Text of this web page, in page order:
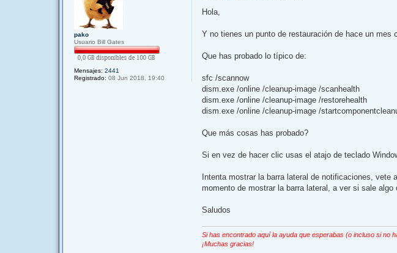
pako
Usuario Bill Gates
Mensajes: 2441
Registrado: 08 Jun 2018, 19:40
n
j
Hola,
Y no tienes un punto de restauración de hace un mes
Que has probado lo típico de:
sfc /scannow
dism.exe /online /cleanup-image /scanhealth
dism.exe /online /cleanup-image /restorehealth
dism.exe /online /cleanup-image /
Que más cosas has probado?
Si en vez de hacer clic usas el atajo de teclado
Intenta mostrar la barra lateral de notificaciones, vete
momento de mostrar la barra lateral, a ver si sale algo
Saludos
Si has encontrado aquí la ayuda que esperabas (o incluso si no
¡Muchas gracias!